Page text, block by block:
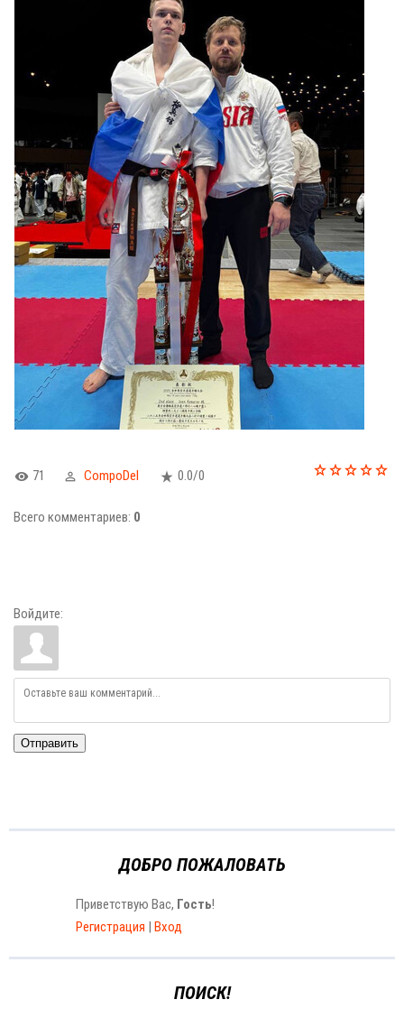
71 CompoDel 0.0/0
Всего комментариев: 0
Войдите:
Отправить
ДОБРО ПОЖАЛОВАТЬ
Приветствую Вас, Гость!
Регистрация | Вход
ПОИСК!